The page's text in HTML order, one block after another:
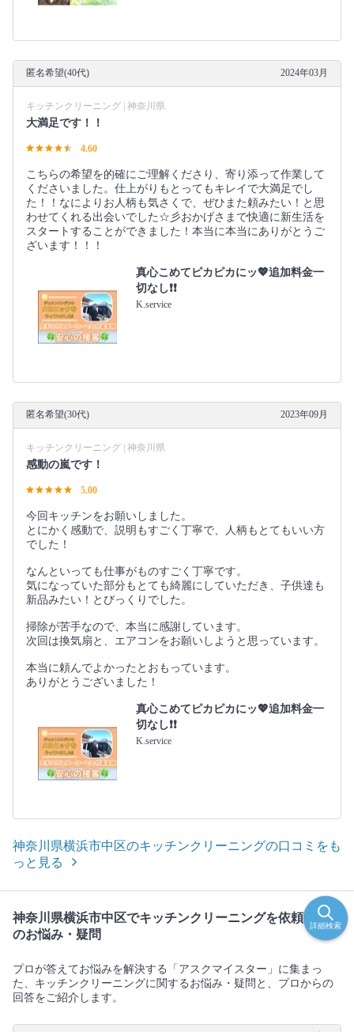
匿名希望(40代) 2024年03月
キッチンクリーニング | 神奈川県
大満足です！！
4.60
こちらの希望を的確にご理解くださり、寄り添って作業して
くださいました。仕上がりもとってもキレイで大満足でし
た！！なによりお人柄も気さくで、ぜひまた頼みたい！と思
わせてくれる出会いでした☆彡おかげさまで快適に新生活を
スタートすることができました！本当に本当にありがとうご
ざいます！！！
真心こめてピカピカにッ💖追加料金一
切なし❗️❗️
K.service
匿名希望(30代) 2023年09月
キッチンクリーニング | 神奈川県
感動の嵐です！
5.00
今回キッチンをお願いしました。
とにかく感動で、説明もすごく丁寧で、人柄もとてもいい方
でした！
なんといっても仕事がものすごく丁寧です。
気になっていた部分もとても綺麗にしていただき、子供達も
新品みたい！とびっくりでした。
掃除が苦手なので、本当に感謝しています。
次回は換気扇と、エアコンをお願いしようと思っています。
本当に頼んでよかったとおもっています。
ありがとうございました！
真心こめてピカピカにッ💖追加料金一
切なし❗️❗️
K.service
神奈川県横浜市中区のキッチンクリーニングの口コミをも
っと見る
神奈川県横浜市中区でキッチンクリーニングを依頼する際
のお悩み・疑問
プロが答えてお悩みを解決する「アスクマイスター」に集まっ
た、キッチンクリーニングに関するお悩み・疑問と、プロからの
回答をご紹介します。
詳細検索